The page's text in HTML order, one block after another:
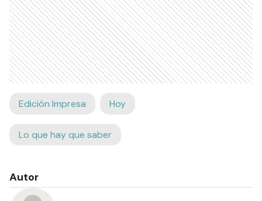
Edición Impresa Hoy
Lo que hay que saber
Autor